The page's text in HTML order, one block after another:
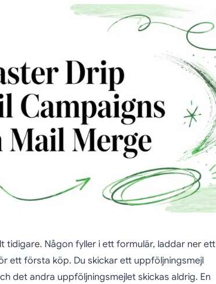
tidigare. Någon fyller i ett formulär, laddar ner ett
ett första köp. Du skickar ett uppföljningsmejl
det andra uppföljningsmejlet skickas aldrig. En